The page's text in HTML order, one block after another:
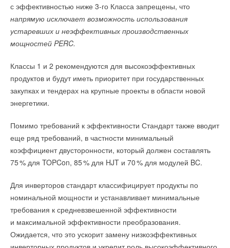
с эффективностью ниже 3-го Класса запрещены, что
напрямую исключает возможность использования
устаревших и неэффективных производственных
мощностей PERC.
Классы 1 и 2 рекомендуются для высокоэффективных
продуктов и будут иметь приоритет при государственных
закупках и тендерах на крупные проекты в области новой
энергетики.
Помимо требований к эффективности Стандарт также вводит
еще ряд требований, в частности минимальный
коэффициент двусторонности, который должен составлять
75% для TOPCon, 85% для HJT и 70% для модулей BC.
Для инверторов стандарт классифицирует продукты по
номинальной мощности и устанавливает минимальные
требования к средневзвешенной эффективности
и максимальной эффективности преобразования.
Ожидается, что это ускорит замену низкоэффективных
Добавить комментарий
Ваше имя *